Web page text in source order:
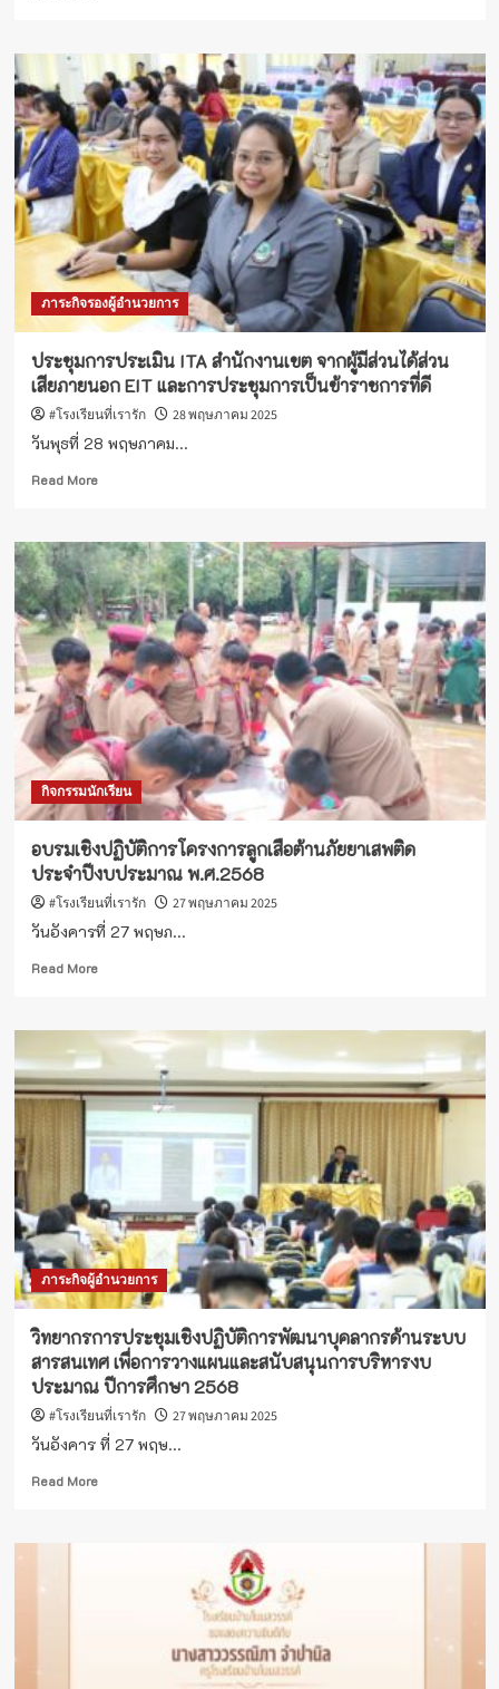
อบรม
พัฒนา
:
การ
ป้องกัน
และ
การ
ปราบ
ปราม
การ
ทุจริต
ใน
การ
ปฎิบัติ
เพื่อ
เสริม
สร้าง
5
ประการ
สุจริต)ประจำ
ปีงบประมาณ
2568
ภาระกิจรองผู้อำนวยการ
ประชุมการประเมิน ITA สำนักงานเขต จากผู้มีส่วนได้ส่วน
เสียภายนอก EIT และการประชุมการเป็นข้าราชการที่ดี
#โรงเรียนที่เรารัก 28 พฤษภาคม 2025
วันพุธที่ 28 พฤษภาคม...
Read MoreRead
ประชุม
การ
ประเมิน
ITA
สำนักงาน
เขต
จาก
ผู้
ส่วน
ได้
ส่วน
เสีย
ภายนอก
EIT
และ
การ
ประชุม
การ
เป็น
ข้าราชการ
กิจกรรมนักเรียน
อบรมเชิงปฏิบัติการโครงการลูกเสือต้านภัยยาเสพติด
ประจำปีงบประมาณ พ.ศ.2568
#โรงเรียนที่เรารัก 27 พฤษภาคม 2025
วันอังคารที่ 27 พฤษภ...
Read MoreRead
อบรม
เชิง
ปฏิบัติ
การ
โครงการ
ลูก
เสือ
ภัย
ยา
เสพ
ติด
ประจำ
ปีงบประมาณ
พ.ศ.2568
ภาระกิจผู้อำนวยการ
วิทยากรการประชุมเชิงปฏิบัติการพัฒนาบุคลากรด้านระบบ
สารสนเทศ เพื่อการวางแผนและสนับสนุนการบริหารงบ
ประมาณ ปีการศึกษา 2568
#โรงเรียนที่เรารัก 27 พฤษภาคม 2025
วันอังคาร ที่ 27 พฤษ...
Read MoreRead